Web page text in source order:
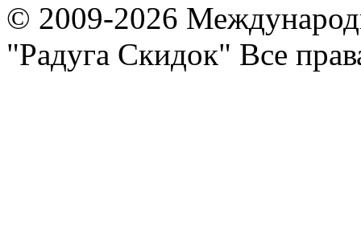
© 2009-2026
"Радуга Скидок" Все